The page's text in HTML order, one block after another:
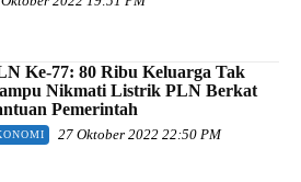
Ke-77: 80 Ribu Keluarga Tak
Nikmati Listrik PLN Berkat
Pemerintah
27 Oktober 2022 22:50 PM